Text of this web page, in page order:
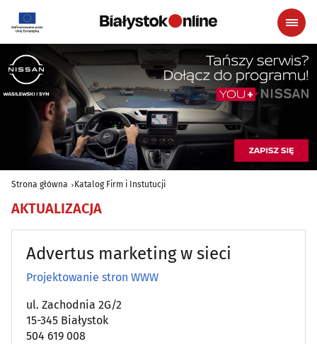
Strona główna Katalog Firm i Instutucji
AKTUALIZACJA
Advertus marketing w sieci
Projektowanie stron WWW
ul. Zachodnia 2G/2
15-345 Białystok
504 619 008